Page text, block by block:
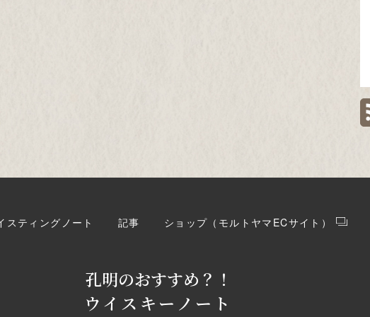
スティングノート 記事 ショップ（モルトヤマECサイト）
孔明のおすすめ？！
ウイスキーノート